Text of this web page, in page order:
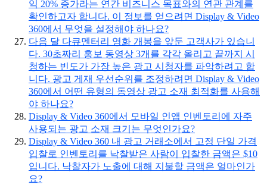
익 20% 증가라는 연간 비즈니스 목표와의 연관 관계를
확인하고자 합니다. 이 정보를 얻으려면 Display & Video
360에서 무엇을 설정해야 하나요?
다음 달 다큐멘터리 영화 개봉을 앞둔 고객사가 있습니
다. 30초짜리 홍보 동영상 3개를 각각 올리고 끝까지 시
청하는 빈도가 가장 높은 광고 시청자를 파악하려고 합
니다. 광고 게재 우선순위를 조정하려면 Display & Video
360에서 어떤 유형의 동영상 광고 소재 최적화를 사용해
야 하나요?
Display & Video 360에서 모바일 인앱 인벤토리에 자주
사용되는 광고 소재 크기는 무엇인가요?
Display & Video 360 내 광고 거래소에서 고정 단일 가격
입찰로 인벤토리를 낙찰받은 사람이 입찰한 금액은 $10
입니다. 낙찰자가 노출에 대해 지불할 금액은 얼마인가
요?